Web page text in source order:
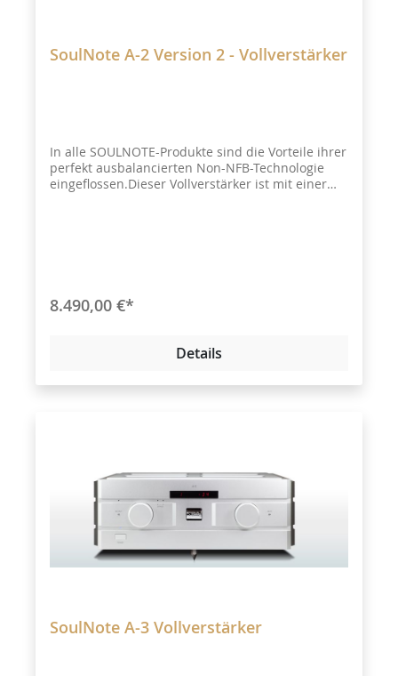
SoulNote A-2 Version 2 - Vollverstärker
In alle SOULNOTE-Produkte sind die Vorteile ihrer
perfekt ausbalancierten Non-NFB-Technologie
eingeflossen.Dieser Vollverstärker ist mit einer
Stereo-Endverstärker,BTL monauraler
Leistungsverstärker, Monauraler Bi-Amp-
8.490,00 €*
Details
SoulNote A-3 Vollverstärker